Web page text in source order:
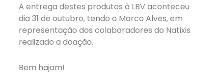
A entrega destes produtos à LBV aconteceu
dia 31 de outubro, tendo o Marco Alves, em
representação dos colaboradores do Natixis
realizado a doação.
Bem hajam!